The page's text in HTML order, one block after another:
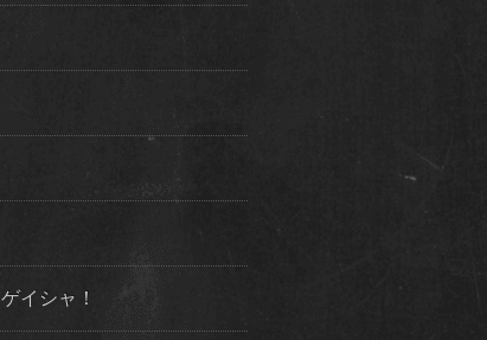
イシャ！